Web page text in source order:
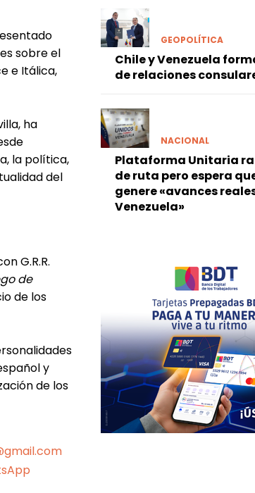
sobre el
e Itálica,
ha
la política,
del
G.R.R.
de
de los
y
de los
GEOPOLÍTICA
Chile y Venezuela
de relaciones
NACIONAL
Plataforma Unitaria
de ruta pero espera
genere «avances
Venezuela»